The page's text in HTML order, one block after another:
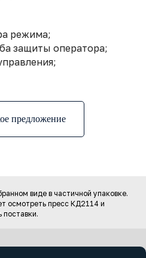
режима;
защиты оператора;
предложение
виде в частичной упаковке.
осмотреть пресс КД2114 и
поставки.